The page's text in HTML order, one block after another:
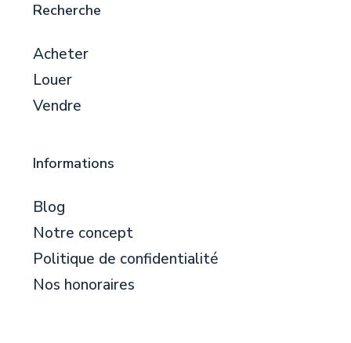
Recherche
Acheter
Louer
Vendre
Informations
Blog
Notre concept
Politique de confidentialité
Nos honoraires